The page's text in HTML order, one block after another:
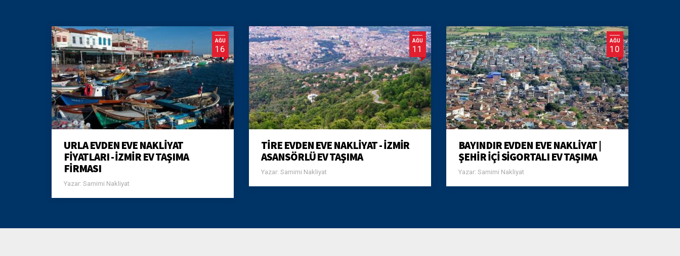
AĞU
16
URLA EVDEN EVE NAKLIYAT
FIYATLARI - İZMIR EV TAŞIMA
FIRMASI
Yazar: Samimi Nakliyat
AĞU
11
TIRE EVDEN EVE NAKLIYAT - İZMIR
ASANSÖRLÜ EV TAŞIMA
Yazar: Samimi Nakliyat
AĞU
10
BAYINDIR EVDEN EVE NAKLIYAT |
ŞEHIR İÇI SIGORTALI EV TAŞIMA
Yazar: Samimi Nakliyat